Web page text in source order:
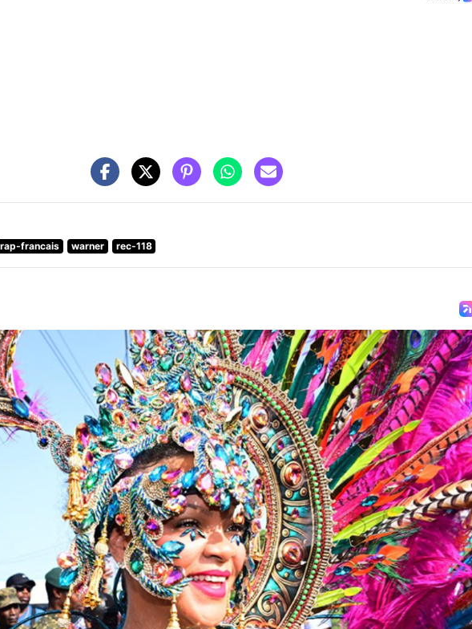
rap-francais warner rec-118